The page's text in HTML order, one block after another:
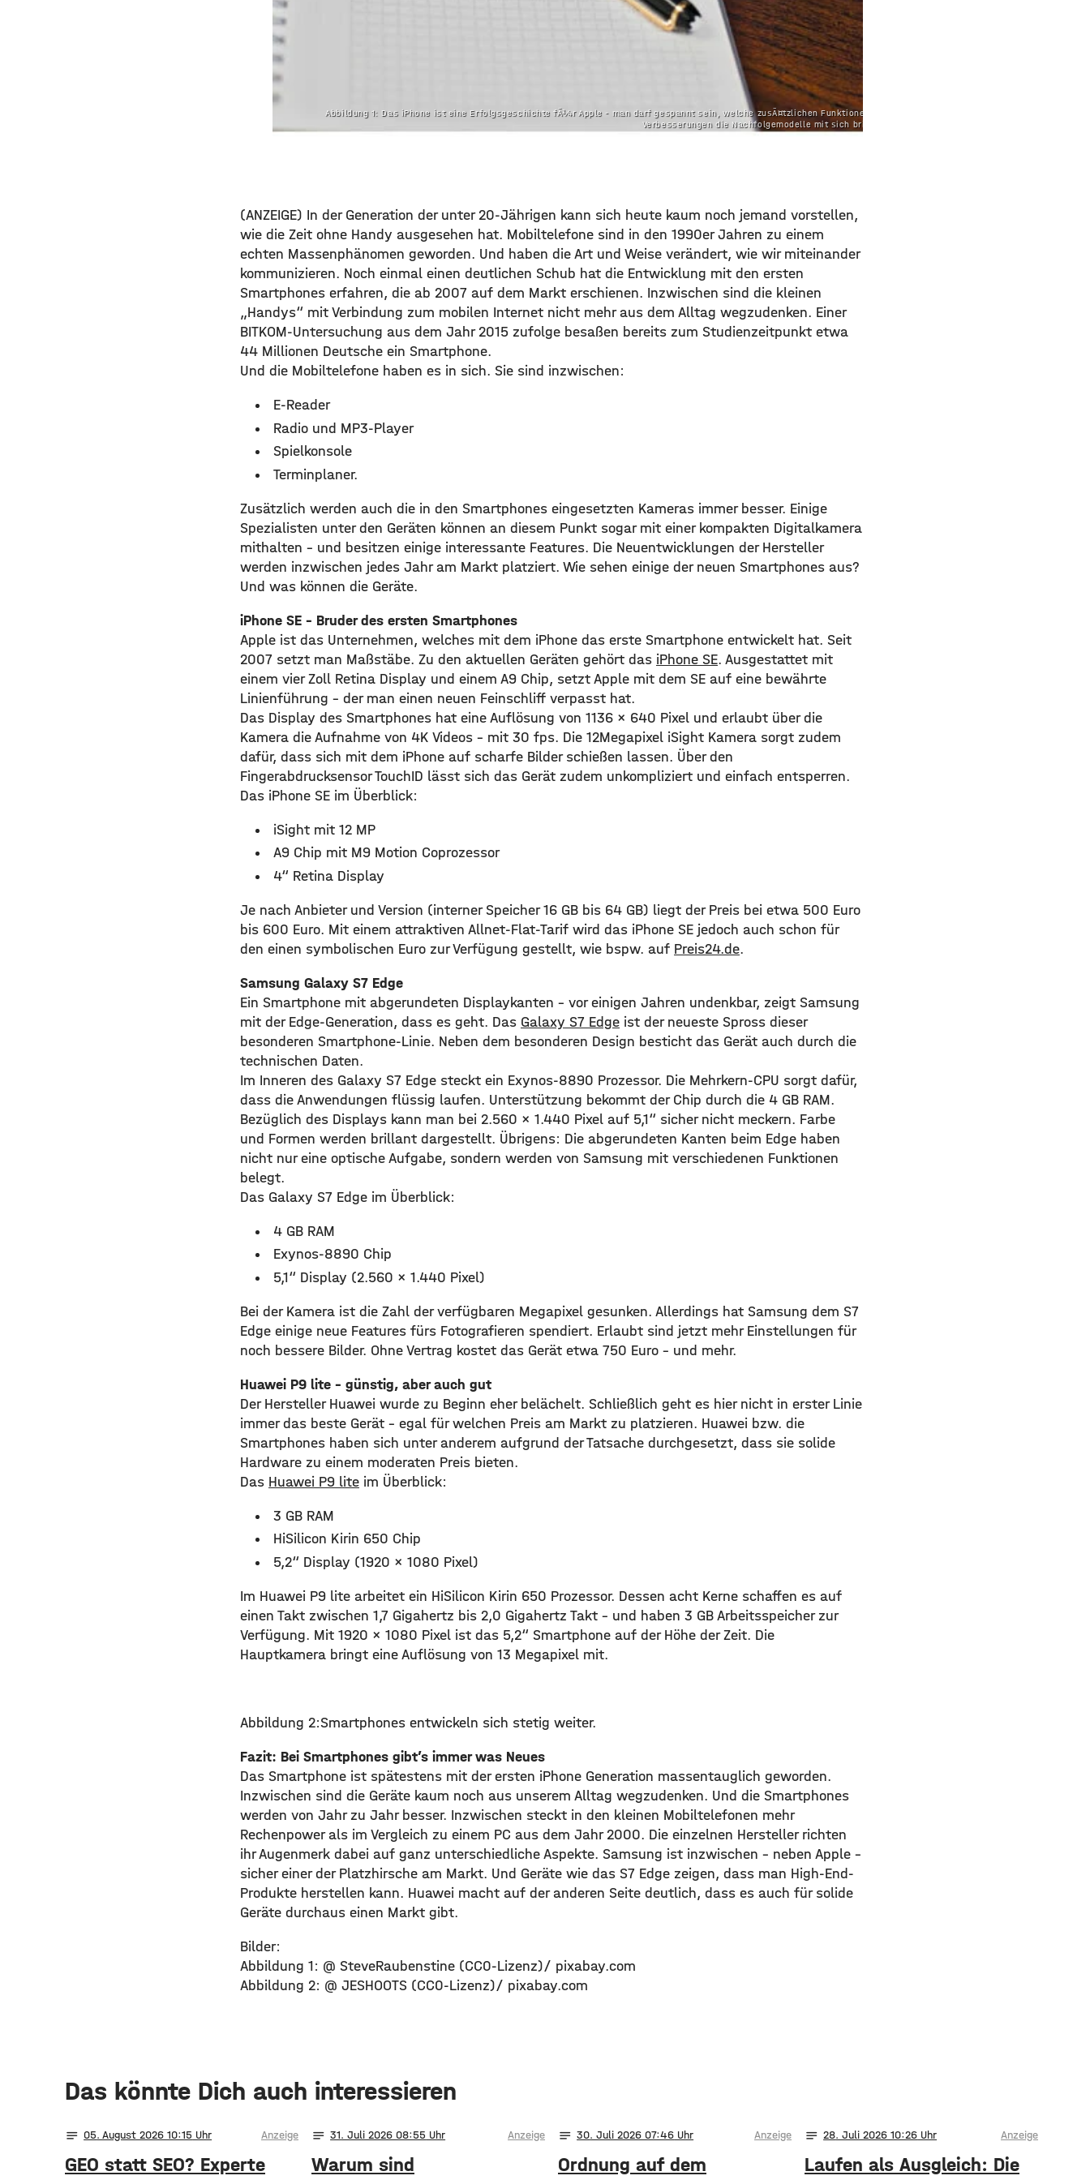
Abbildung 1: Das iPhone ist eine Erfolgsgeschichte fÃ¼r Apple - man darf gespannt sein, welche zusÃ¤tzlichen Funktionen und
Verbesserungen die Nachfolgemodelle mit sich bringen.
(ANZEIGE) In der Generation der unter 20-Jährigen kann sich heute kaum noch jemand vorstellen,
wie die Zeit ohne Handy ausgesehen hat. Mobiltelefone sind in den 1990er Jahren zu einem
echten Massenphänomen geworden. Und haben die Art und Weise verändert, wie wir miteinander
kommunizieren. Noch einmal einen deutlichen Schub hat die Entwicklung mit den ersten
Smartphones erfahren, die ab 2007 auf dem Markt erschienen. Inzwischen sind die kleinen
„Handys“ mit Verbindung zum mobilen Internet nicht mehr aus dem Alltag wegzudenken. Einer
BITKOM-Untersuchung aus dem Jahr 2015 zufolge besaßen bereits zum Studienzeitpunkt etwa
44 Millionen Deutsche ein Smartphone.
Und die Mobiltelefone haben es in sich. Sie sind inzwischen:
E-Reader
Radio und MP3-Player
Spielkonsole
Terminplaner.
Zusätzlich werden auch die in den Smartphones eingesetzten Kameras immer besser. Einige
Spezialisten unter den Geräten können an diesem Punkt sogar mit einer kompakten Digitalkamera
mithalten – und besitzen einige interessante Features. Die Neuentwicklungen der Hersteller
werden inzwischen jedes Jahr am Markt platziert. Wie sehen einige der neuen Smartphones aus?
Und was können die Geräte.
iPhone SE – Bruder des ersten Smartphones
Apple ist das Unternehmen, welches mit dem iPhone das erste Smartphone entwickelt hat. Seit
2007 setzt man Maßstäbe. Zu den aktuellen Geräten gehört das iPhone SE. Ausgestattet mit
einem vier Zoll Retina Display und einem A9 Chip, setzt Apple mit dem SE auf eine bewährte
Linienführung – der man einen neuen Feinschliff verpasst hat.
Das Display des Smartphones hat eine Auflösung von 1136 x 640 Pixel und erlaubt über die
Kamera die Aufnahme von 4K Videos – mit 30 fps. Die 12Megapixel iSight Kamera sorgt zudem
dafür, dass sich mit dem iPhone auf scharfe Bilder schießen lassen. Über den
Fingerabdrucksensor TouchID lässt sich das Gerät zudem unkompliziert und einfach entsperren.
Das iPhone SE im Überblick:
iSight mit 12 MP
A9 Chip mit M9 Motion Coprozessor
4“ Retina Display
Je nach Anbieter und Version (interner Speicher 16 GB bis 64 GB) liegt der Preis bei etwa 500 Euro
bis 600 Euro. Mit einem attraktiven Allnet-Flat-Tarif wird das iPhone SE jedoch auch schon für
den einen symbolischen Euro zur Verfügung gestellt, wie bspw. auf Preis24.de.
Samsung Galaxy S7 Edge
Ein Smartphone mit abgerundeten Displaykanten – vor einigen Jahren undenkbar, zeigt Samsung
mit der Edge-Generation, dass es geht. Das Galaxy S7 Edge ist der neueste Spross dieser
besonderen Smartphone-Linie. Neben dem besonderen Design besticht das Gerät auch durch die
technischen Daten.
Im Inneren des Galaxy S7 Edge steckt ein Exynos-8890 Prozessor. Die Mehrkern-CPU sorgt dafür,
dass die Anwendungen flüssig laufen. Unterstützung bekommt der Chip durch die 4 GB RAM.
Bezüglich des Displays kann man bei 2.560 x 1.440 Pixel auf 5,1“ sicher nicht meckern. Farbe
und Formen werden brillant dargestellt. Übrigens: Die abgerundeten Kanten beim Edge haben
nicht nur eine optische Aufgabe, sondern werden von Samsung mit verschiedenen Funktionen
belegt.
Das Galaxy S7 Edge im Überblick:
4 GB RAM
Exynos-8890 Chip
5,1“ Display (2.560 x 1.440 Pixel)
Bei der Kamera ist die Zahl der verfügbaren Megapixel gesunken. Allerdings hat Samsung dem S7
Edge einige neue Features fürs Fotografieren spendiert. Erlaubt sind jetzt mehr Einstellungen für
noch bessere Bilder. Ohne Vertrag kostet das Gerät etwa 750 Euro – und mehr.
Huawei P9 lite – günstig, aber auch gut
Der Hersteller Huawei wurde zu Beginn eher belächelt. Schließlich geht es hier nicht in erster Linie
immer das beste Gerät – egal für welchen Preis am Markt zu platzieren. Huawei bzw. die
Smartphones haben sich unter anderem aufgrund der Tatsache durchgesetzt, dass sie solide
Hardware zu einem moderaten Preis bieten.
Das Huawei P9 lite im Überblick:
3 GB RAM
HiSilicon Kirin 650 Chip
5,2“ Display (1920 x 1080 Pixel)
Im Huawei P9 lite arbeitet ein HiSilicon Kirin 650 Prozessor. Dessen acht Kerne schaffen es auf
einen Takt zwischen 1,7 Gigahertz bis 2,0 Gigahertz Takt – und haben 3 GB Arbeitsspeicher zur
Verfügung. Mit 1920 x 1080 Pixel ist das 5,2“ Smartphone auf der Höhe der Zeit. Die
Hauptkamera bringt eine Auflösung von 13 Megapixel mit.
Abbildung 2:Smartphones entwickeln sich stetig weiter.
Fazit: Bei Smartphones gibt’s immer was Neues
Das Smartphone ist spätestens mit der ersten iPhone Generation massentauglich geworden.
Inzwischen sind die Geräte kaum noch aus unserem Alltag wegzudenken. Und die Smartphones
werden von Jahr zu Jahr besser. Inzwischen steckt in den kleinen Mobiltelefonen mehr
Rechenpower als im Vergleich zu einem PC aus dem Jahr 2000. Die einzelnen Hersteller richten
ihr Augenmerk dabei auf ganz unterschiedliche Aspekte. Samsung ist inzwischen – neben Apple –
sicher einer der Platzhirsche am Markt. Und Geräte wie das S7 Edge zeigen, dass man High-End-
Produkte herstellen kann. Huawei macht auf der anderen Seite deutlich, dass es auch für solide
Geräte durchaus einen Markt gibt.
Bilder:
Abbildung 1: @ SteveRaubenstine (CC0-Lizenz)/ pixabay.com
Abbildung 2: @ JESHOOTS (CC0-Lizenz)/ pixabay.com
Das könnte Dich auch interessieren
notes 05. August 2026 10:15 Anzeige
GEO statt SEO? Experte
notes 31. Juli 2026 08:55 Anzeige
Warum sind
notes 30. Juli 2026 07:46 Anzeige
Ordnung auf dem
notes 28. Juli 2026 10:26 Anzeige
Laufen als Ausgleich: Die